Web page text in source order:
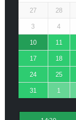
27 28
3 4
10 11
17 18
24 25
31 1